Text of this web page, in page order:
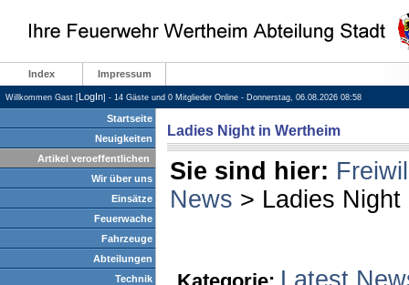
Index Impressum
Willkommen Gast [LogIn] - 14 Gäste und 0 Mitglieder Online - Donnerstag, 06.08.2026 08:58
Startseite
Neuigkeiten
Artikel veroeffentlichen
Wir über uns
Einsätze
Feuerwache
Fahrzeuge
Abteilungen
Technik
Ladies Night in Wertheim
Sie sind hier:
News > Ladies Night
Latest